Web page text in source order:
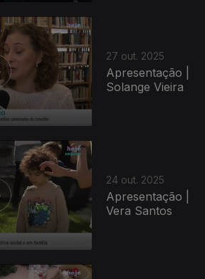
27 out. 2025
Apresentação |
Solange Vieira
24 out. 2025
Apresentação |
Vera Santos